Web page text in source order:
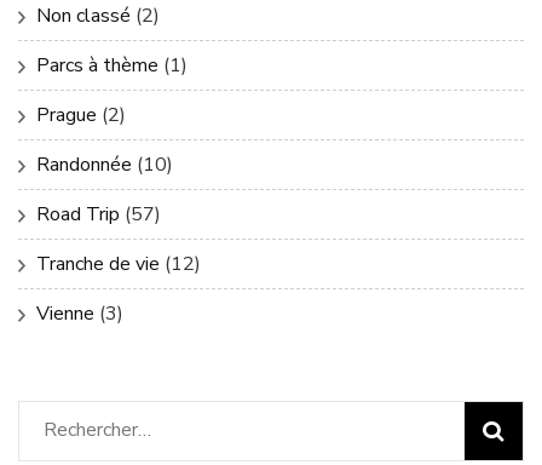
Non classé (2)
Parcs à thème (1)
Prague (2)
Randonnée (10)
Road Trip (57)
Tranche de vie (12)
Vienne (3)
Rechercher :